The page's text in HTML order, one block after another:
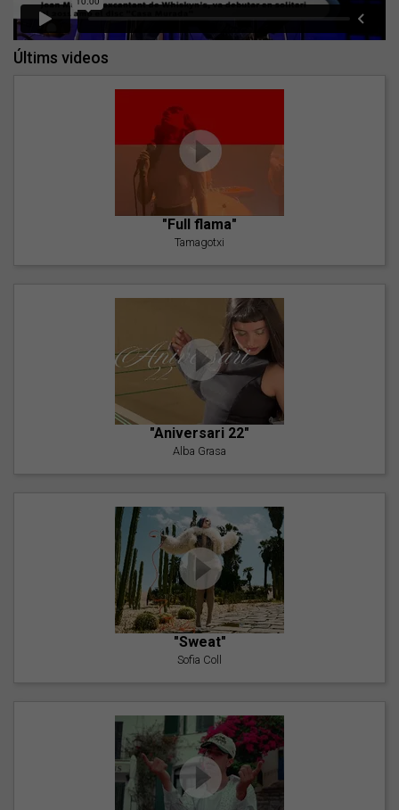
Últims videos
"Full flama"
Tamagotxi
"Aniversari 22"
Alba Grasa
"Sweat"
Sofia Coll